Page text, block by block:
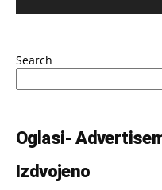
Search
Oglasi-
Izdvojeno